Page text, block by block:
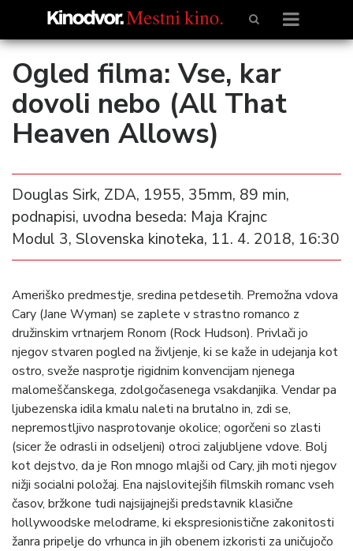
Ogled filma: Vse, kar
dovoli nebo (All That
Heaven Allows)
Douglas Sirk, ZDA, 1955, 35mm, 89 min,
podnapisi, uvodna beseda: Maja Krajnc
Modul 3, Slovenska kinoteka, 11. 4. 2018, 16:30
Ameriško predmestje, sredina petdesetih. Premožna vdova
Cary (Jane Wyman) se zaplete v strastno romanco z
družinskim vrtnarjem Ronom (Rock Hudson). Privlači jo
njegov stvaren pogled na življenje, ki se kaže in udejanja kot
ostro, sveže nasprotje rigidnim konvencijam njenega
malomeščanskega, zdolgočasenega vsakdanjika. Vendar pa
ljubezenska idila kmalu naleti na brutalno in, zdi se,
nepremostljivo nasprotovanje okolice; ogorčeni so zlasti
(sicer že odrasli in odseljeni) otroci zaljubljene vdove. Bolj
kot dejstvo, da je Ron mnogo mlajši od Cary, jih moti njegov
nižji socialni položaj. Ena najslovitejših filmskih romanc vseh
časov, bržkone tudi najsijajnejši predstavnik klasične
hollywoodske melodrame, ki ekspresionistične zakonitosti
žanra pripelje do vrhunca in jih obenem izkoristi za uničujočo